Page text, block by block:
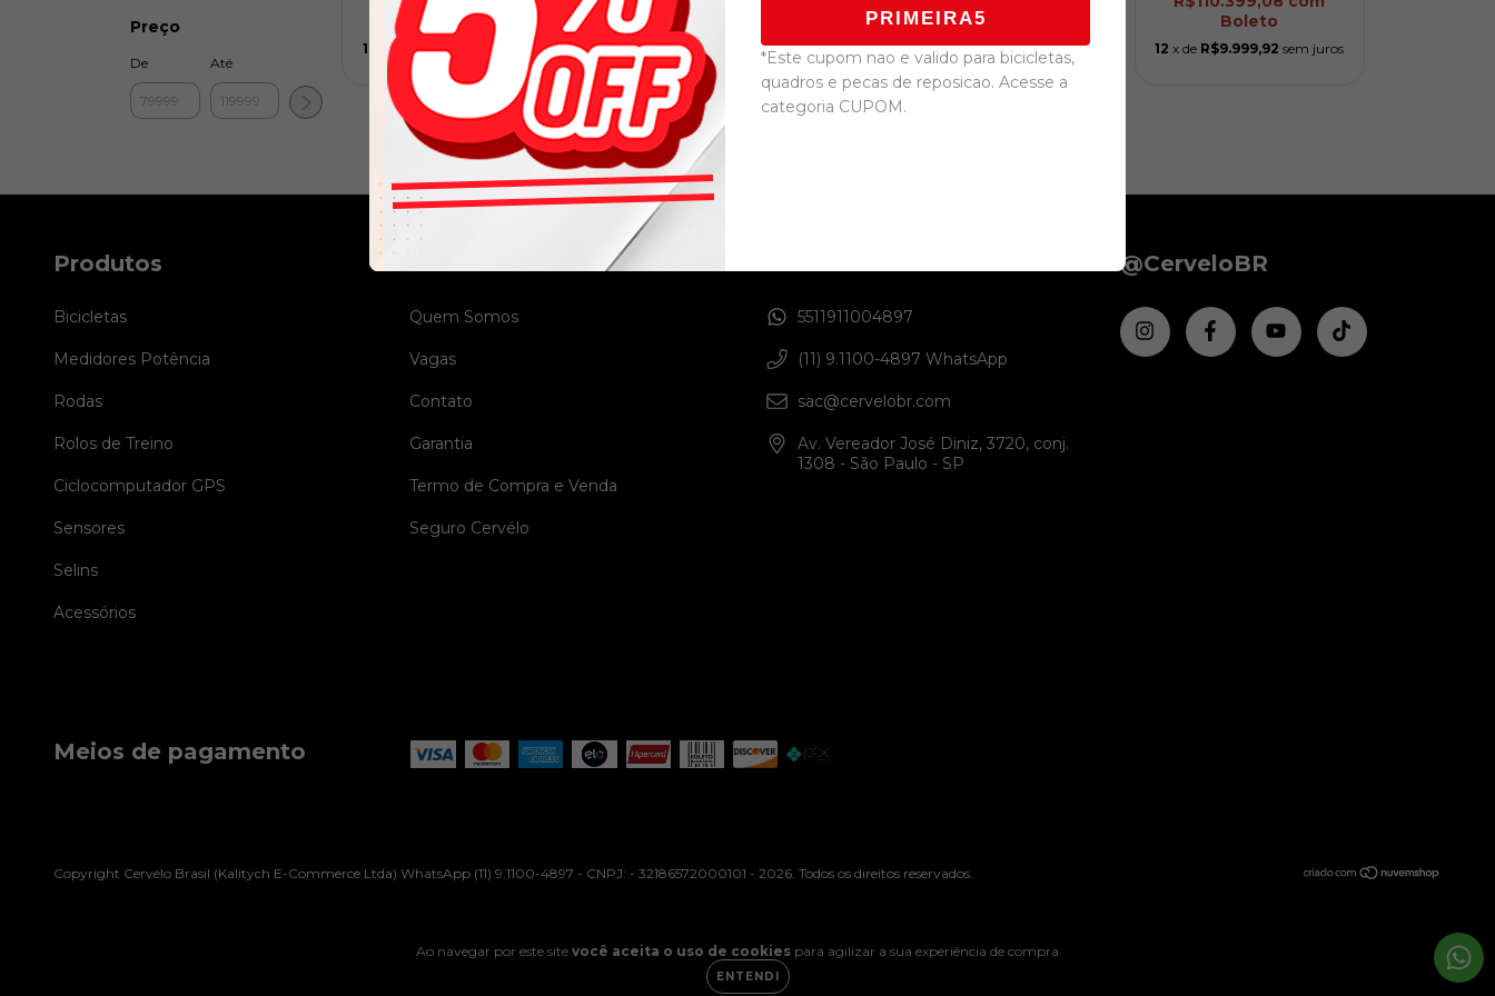
Ao navegar por este site você aceita o uso de cookiespara agilizar a sua experiência de compra.
ENTENDI
Preço
De Até
Boleto
12 x de R$6.666,58 sem juros 12 x deR$6.666,58 sem juros
Boleto
12 x deR$9.999,92 sem juros
Boleto
12 x de R$9.999,92 sem juros
Produtos
Bicicletas
Medidores Potência
Rodas
Rolos de Treino
Ciclocomputador GPS
Sensores
Selins
Acessórios
Quem Somos
Vagas
Contato
Garantia
Termo de Compra e Venda
Seguro Cervélo
5511911004897
(11) 9.1100-4897 WhatsApp
sac@cervelobr.com
Av. Vereador José Diniz, 3720, conj.
1308 - São Paulo - SP
@CerveloBR
Meios de pagamento
Copyright Cervélo Brasil (Kalitych E-Commerce Ltda) WhatsApp (11) 9.1100-4897 - CNPJ: - 32186572000101 - 2026. Todos os direitos reservados.
PRIMEIRA5
*Este cupom nao e valido para bicicletas,
quadros e pecas de reposicao. Acesse a
categoria CUPOM.